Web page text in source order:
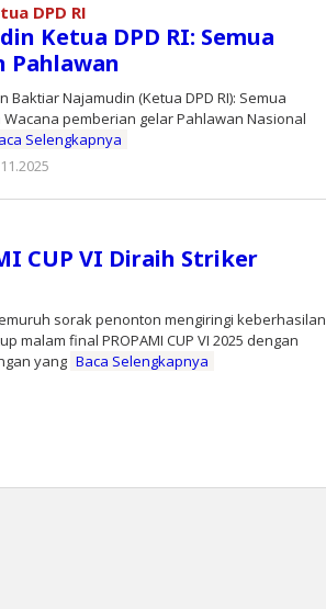
DPD RI
Ketua DPD RI: Semua
Pahlawan
Najamudin (Ketua DPD RI): Semua
pemberian gelar Pahlawan Nasional
Selengkapnya
CUP VI Diraih Striker
sorak penonton mengiringi keberhasilan
malam final PROPAMI CUP VI 2025 dengan
yang Baca Selengkapnya